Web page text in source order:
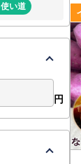
い道
円